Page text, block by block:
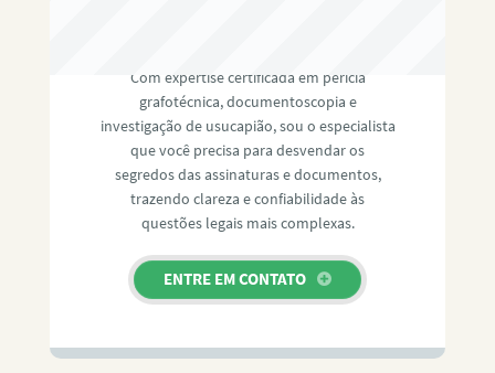
Com expertise certificada em perícia
grafotécnica, documentoscopia e
investigação de usucapião, sou o especialista
que você precisa para desvendar os
segredos das assinaturas e documentos,
trazendo clareza e confiabilidade às
questões legais mais complexas.
ENTRE EM CONTATO